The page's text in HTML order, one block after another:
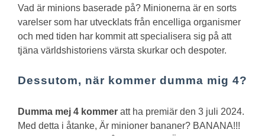
Vad är minions baserade på? Minionerna är en sorts
varelser som har utvecklats från encelliga organismer
och med tiden har kommit att specialisera sig på att
tjäna världshistoriens värsta skurkar och despoter.
Dessutom, när kommer dumma mig 4?
Dumma mej 4 kommer att ha premiär den 3 juli 2024.
Med detta i åtanke, Är minioner bananer? BANANA!!!